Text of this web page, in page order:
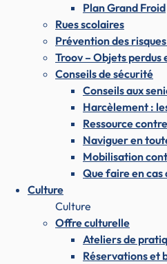
Plan Grand Froid
Rues scolaires
Prévention des
Troov – Objets perdus
Conseils de sécurité
Conseils aux
Harcèlement :
Ressource
Naviguer en
Mobilisation
Que faire en
Culture
Culture
Offre culturelle
Ateliers de
Réservations et